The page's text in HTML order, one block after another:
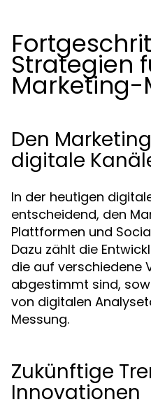
Strategien
Marketing-
Den
digitale
In der heutigen
entscheidend, den
Plattformen und
Dazu zählt die
die auf verschiedene
abgestimmt sind,
von digitalen
Messung.
Zukünftige
Innovationen